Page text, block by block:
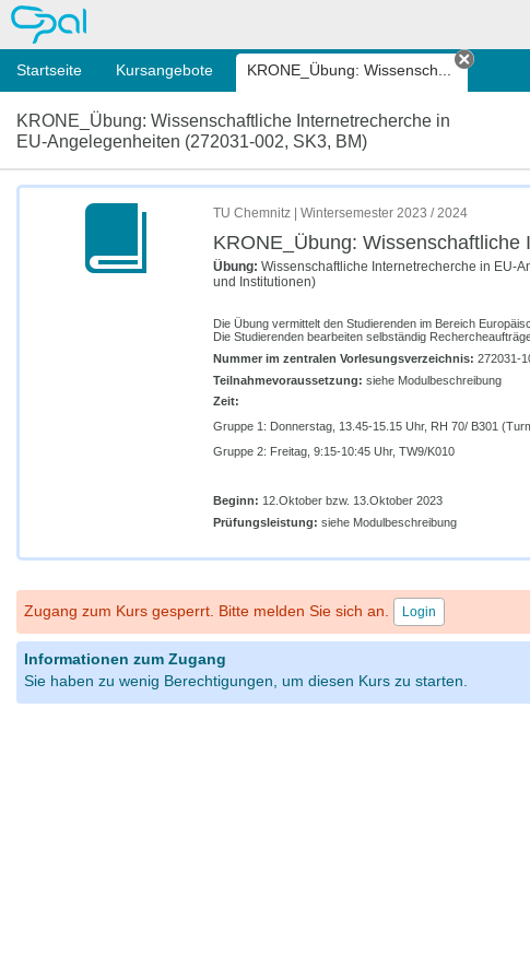
OPAL
Startseite Kursangebote KRONE_Übung: Wissensch...
Tab
KRONE_Übung: Wissenschaftliche Internetrecherche in
EU-Angelegenheiten (272031-002, SK3, BM)
TU Chemnitz | Wintersemester 2023 / 2024
KRONE_Übung:
Übung: Wissenschaftliche Internetrecherche in EU-
und Institutionen)
Die Übung vermittelt den Studierenden im Bereich
Die Studierenden bearbeiten selbständig
Nummer im zentralen Vorlesungsverzeichnis: 272031-
Teilnahmevoraussetzung: siehe Modulbeschreibung
Zeit:
Gruppe 1: Donnerstag, 13.45-15.15 Uhr, RH 70/ B301
Gruppe 2: Freitag, 9:15-10:45 Uhr, TW9/K010
Beginn: 12.Oktober bzw. 13.Oktober 2023
Prüfungsleistung: siehe Modulbeschreibung
Zugang zum Kurs gesperrt. Bitte melden Sie sich an. Login
Informationen zum Zugang
Sie haben zu wenig Berechtigungen, um diesen Kurs zu starten.